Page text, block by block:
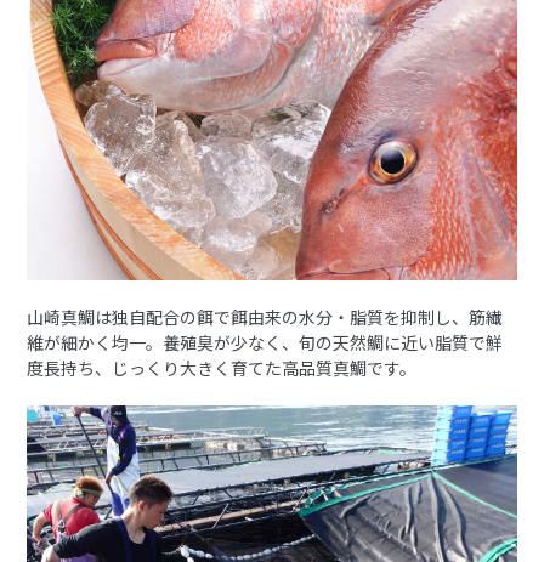
山崎真鯛は独自配合の餌で餌由来の水分・脂質を抑制し、筋繊
維が細かく均一。養殖臭が少なく、旬の天然鯛に近い脂質で鮮
度長持ち、じっくり大きく育てた高品質真鯛です。